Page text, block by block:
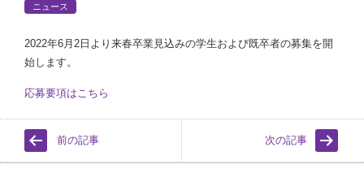
ニュース
2022年6月2日より来春卒業見込みの学生および既卒者の募集を開
始します。
応募要項はこちら
前の記事 次の記事